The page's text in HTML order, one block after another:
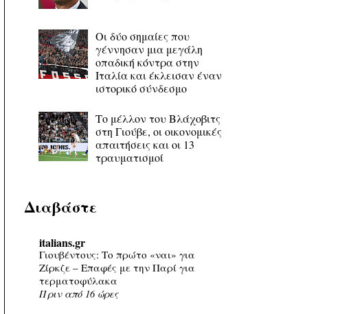
Οι δύο σημαίες που
γέννησαν μια μεγάλη
οπαδική κόντρα στην
Ιταλία και έκλεισαν έναν
ιστορικό σύνδεσμο
Το μέλλον του Βλάχοβιτς
στη Γιούβε, οι οικονομικές
απαιτήσεις και οι 13
τραυματισμοί
Διαβάστε
italians.gr
Γιουβέντους: Το πρώτο «ναι» για
Ζίρκζε – Επαφές με την Παρί για
τερματοφύλακα
Πριν από 16 ώρες